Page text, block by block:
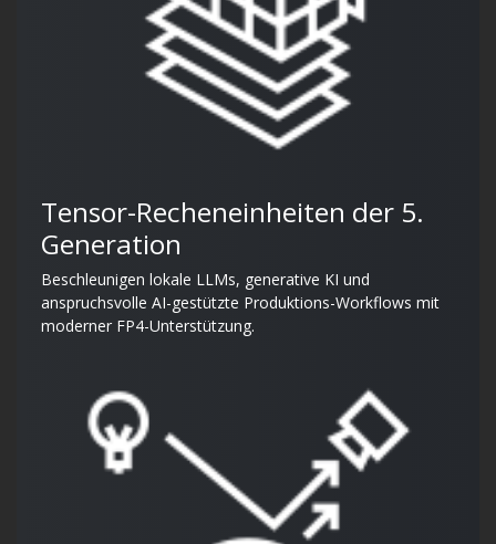
Tensor-Recheneinheiten der 5.
Generation
Beschleunigen lokale LLMs, generative KI und
anspruchsvolle AI-gestützte Produktions-Workflows mit
moderner FP4-Unterstützung.